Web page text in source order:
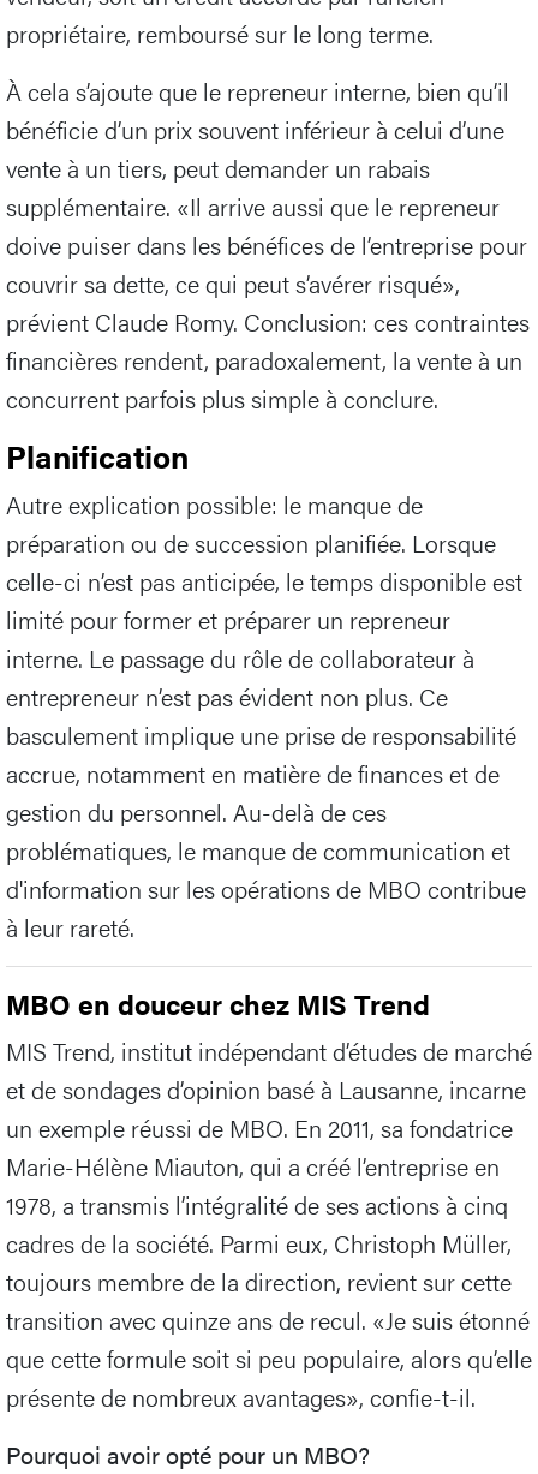
propriétaire, remboursé sur le long terme.
À cela s’ajoute que le repreneur interne, bien qu’il
bénéficie d’un prix souvent inférieur à celui d’une
vente à un tiers, peut demander un rabais
supplémentaire. «Il arrive aussi que le repreneur
doive puiser dans les bénéfices de l’entreprise pour
couvrir sa dette, ce qui peut s’avérer risqué»,
prévient Claude Romy. Conclusion: ces contraintes
financières rendent, paradoxalement, la vente à un
concurrent parfois plus simple à conclure.
Planification
Autre explication possible: le manque de
préparation ou de succession planifiée. Lorsque
celle-ci n’est pas anticipée, le temps disponible est
limité pour former et préparer un repreneur
interne. Le passage du rôle de collaborateur à
entrepreneur n’est pas évident non plus. Ce
basculement implique une prise de responsabilité
accrue, notamment en matière de finances et de
gestion du personnel. Au-delà de ces
problématiques, le manque de communication et
d'information sur les opérations de MBO contribue
à leur rareté.
MBO en douceur chez MIS Trend
MIS Trend, institut indépendant d’études de marché
et de sondages d’opinion basé à Lausanne, incarne
un exemple réussi de MBO. En 2011, sa fondatrice
Marie-Hélène Miauton, qui a créé l’entreprise en
1978, a transmis l’intégralité de ses actions à cinq
cadres de la société. Parmi eux, Christoph Müller,
toujours membre de la direction, revient sur cette
transition avec quinze ans de recul. «Je suis étonné
que cette formule soit si peu populaire, alors qu’elle
présente de nombreux avantages», confie-t-il.
Pourquoi avoir opté pour un MBO?